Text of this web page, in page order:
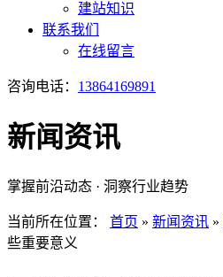
建站知识
联系我们
在线留言
咨询电话： 13864169891
新闻资讯
掌握前沿动态 · 洞察行业趋势
当前所在位置： 首页 » 新闻资讯 »
些重要意义